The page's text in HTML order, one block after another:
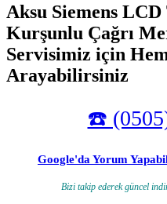
Aksu Siemens
Kurşunlu Çağrı
Servisimiz için
Arayabilirsiniz
☎️
Google'da Yorum
Bizi takip ederek güncel